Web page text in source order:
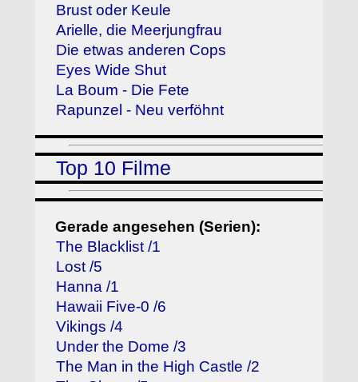
Brust oder Keule
Arielle, die Meerjungfrau
Die etwas anderen Cops
Eyes Wide Shut
La Boum - Die Fete
Rapunzel - Neu verföhnt
Top 10 Filme
Gerade angesehen (Serien):
The Blacklist /1
Lost /5
Hanna /1
Hawaii Five-0 /6
Vikings /4
Under the Dome /3
The Man in the High Castle /2